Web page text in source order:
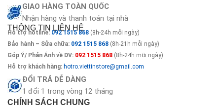
GIAO HÀNG TOÀN QUỐC
Nhận hàng và thanh toán tại nhà
THÔNG TIN LIÊN HỆ
Hỗ trợ hotline: 092 1515 868 (8h-24h mỗi ngày)
Bảo hành – Sửa chữa: 092 1515 868 (8h-21h mỗi ngày)
Góp Ý/ Phản Ánh về DV: 092 1515 868 (8h-24h mỗi ngày)
Hỗ trợ khách hàng: hotro.viettinstore@gmail.com
ĐỔI TRẢ DỄ DÀNG
1 đổi 1 trong vòng 12 tháng
CHÍNH SÁCH CHUNG